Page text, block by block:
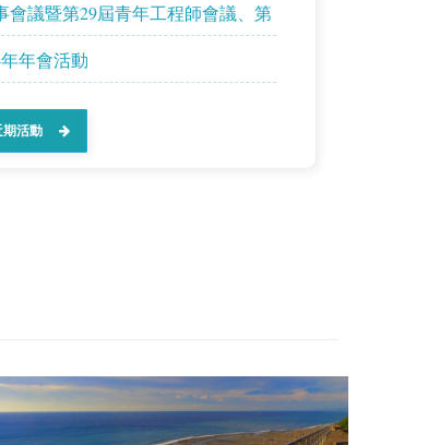
會議暨第29屆青年工程師會議、第
年會活動
期活動